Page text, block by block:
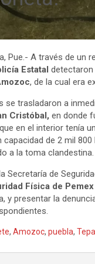
Pue.- A través de un
Estatal
, de la cual era
se trasladaron a
Cristóbal, en donde
en el interior tenía
de 2 mil
a la toma clandestina.
Secretaría de
Física de Pemex
y presentar la
, Amozoc, puebla,